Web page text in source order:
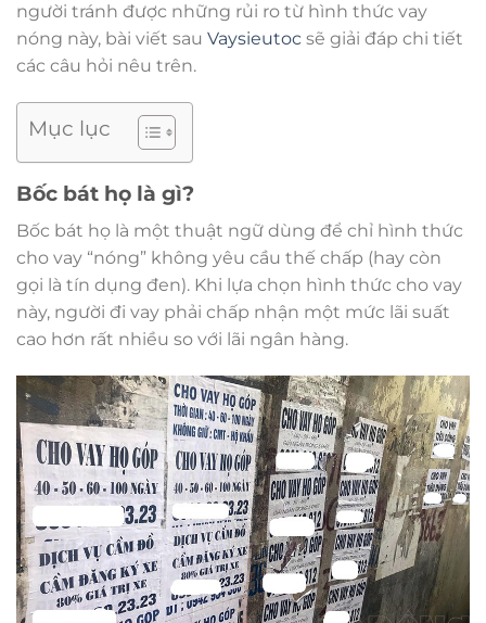
người tránh được những rủi ro từ hình thức vay
nóng này, bài viết sau Vaysieutoc sẽ giải đáp chi tiết
các câu hỏi nêu trên.
Mục lục
Bốc bát họ là gì?
Bốc bát họ là một thuật ngữ dùng để chỉ hình thức
cho vay “nóng” không yêu cầu thế chấp (hay còn
gọi là tín dụng đen). Khi lựa chọn hình thức cho vay
này, người đi vay phải chấp nhận một mức lãi suất
cao hơn rất nhiều so với lãi ngân hàng.